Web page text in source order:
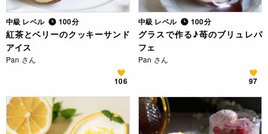
中級 レベル 100分
紅茶とベリーのクッキーサンド
アイス
Pan さん
106
中級 レベル 100分
グラスで作る♪苺のブリュレパ
フェ
Pan さん
97